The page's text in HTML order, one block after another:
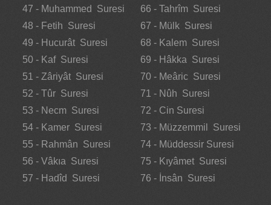
47 - Muhammed Suresi
48 - Fetih Suresi
49 - Hucurât Suresi
50 - Kaf Suresi
51 - Zâriyât Suresi
52 - Tûr Suresi
53 - Necm Suresi
54 - Kamer Suresi
55 - Rahmân Suresi
56 - Vâkıa Suresi
57 - Hadîd Suresi
66 - Tahrîm Suresi
67 - Mülk Suresi
68 - Kalem Suresi
69 - Hâkka Suresi
70 - Meâric Suresi
71 - Nûh Suresi
72 - Cin Suresi
73 - Müzzemmil Suresi
74 - Müddessir Suresi
75 - Kıyâmet Suresi
76 - İnsân Suresi